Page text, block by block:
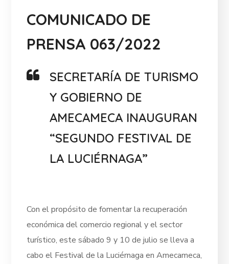
COMUNICADO DE
PRENSA 063/2022
SECRETARÍA DE TURISMO
Y GOBIERNO DE
AMECAMECA INAUGURAN
“SEGUNDO FESTIVAL DE
LA LUCIÉRNAGA”
Con el propósito de fomentar la recuperación
económica del comercio regional y el sector
turístico, este sábado 9 y 10 de julio se lleva a
cabo el Festival de la Luciérnaga en Amecameca,